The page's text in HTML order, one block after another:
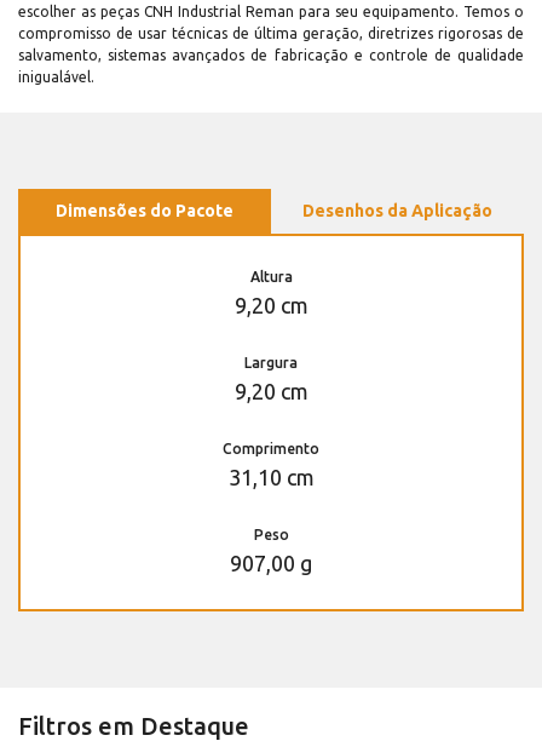
escolher as peças CNH Industrial Reman para seu equipamento. Temos o
compromisso de usar técnicas de última geração, diretrizes rigorosas de
salvamento, sistemas avançados de fabricação e controle de qualidade
inigualável.
Dimensões do Pacote Desenhos da Aplicação
Altura
9,20 cm
Largura
9,20 cm
Comprimento
31,10 cm
Peso
907,00 g
Filtros em Destaque